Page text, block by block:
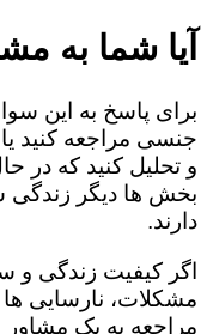
آیا شما به
برای پاسخ به این
جنسی مراجعه کنید یا
و تحلیل کنید که در
بخش ها دیگر زندگی
دارند.
اگر کیفیت زندگی و
مشکلات، نارسایی ها
مراجعه به یک